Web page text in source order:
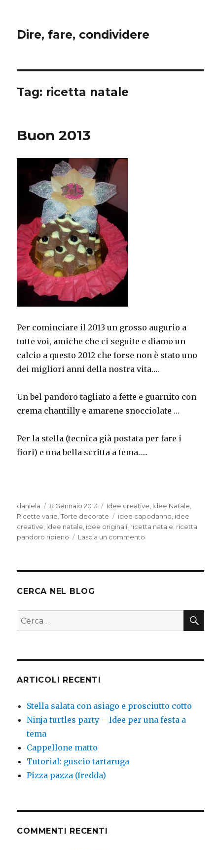
Dire, fare, condividere
Tag: ricetta natale
Buon 2013
Per cominciare il 2013 un grosso augurio a
tutte voi, amiche che ci seguite e diamo un
calcio a questo 2012 che forse non è stato uno
dei migliori anni della nostra vita….
Un bel pandoro tagliato a fette e guarnito con
crema chantilly e amarene snocciolate …
Per la stella (tecnica già postata per fare i
fiori) e una bella scritta a tema…..
Autore
daniela
Pubblicato
il
8 Gennaio 2013 Categorie
Idee creative Idee Natale
Ricette varie ,Torte decorate Tag
idee capodanno idee
creative idee natale idee originali ricetta natale ricetta
pandoro ripieno
Lascia un commento
CERCA NEL BLOG
Cerca:
ARTICOLI RECENTI
Stella salata con asiago e prosciutto cotto
Ninja turtles party – Idee per una festa a
tema
Cappellone matto
Tutorial: guscio tartaruga
Pizza pazza (fredda)
COMMENTI RECENTI